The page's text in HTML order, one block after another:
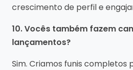
crescimento de perfil e
10. Vocês também fazem
lançamentos?
Sim. Criamos funis completos